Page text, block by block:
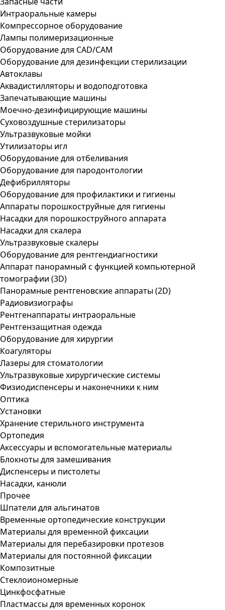
Интраоральные камеры
Компрессорное оборудование
Лампы полимеризационные
Оборудование для CAD/CAM
Оборудование для дезинфекции стерилизации
Автоклавы
Аквадистилляторы и водоподготовка
Запечатывающие машины
Моечно-дезинфицирующие машины
Суховоздушные стерилизаторы
Ультразвуковые мойки
Утилизаторы игл
Оборудование для отбеливания
Оборудование для пародонтологии
Дефибрилляторы
Оборудование для профилактики и гигиены
Аппараты порошкоструйные для гигиены
Насадки для порошкоструйного аппарата
Насадки для скалера
Ультразвуковые скалеры
Оборудование для рентгендиагностики
Аппарат панорамный с функцией компьютерной
томографии (3D)
Панорамные рентгеновские аппараты (2D)
Радиовизиографы
Рентгенаппараты интраоральные
Рентгензащитная одежда
Оборудование для хирургии
Коагуляторы
Лазеры для стоматологии
Ультразвуковые хирургические системы
Физиодиспенсеры и наконечники к ним
Оптика
Установки
Хранение стерильного инструмента
Ортопедия
Аксессуары и вспомогательные материалы
Блокноты для замешивания
Диспенсеры и пистолеты
Насадки, канюли
Прочее
Шпатели для альгинатов
Временные ортопедические конструкции
Материалы для временной фиксации
Материалы для перебазировки протезов
Материалы для постоянной фиксации
Композитные
Стеклоиономерные
Цинкфосфатные
Пластмассы для временных коронок